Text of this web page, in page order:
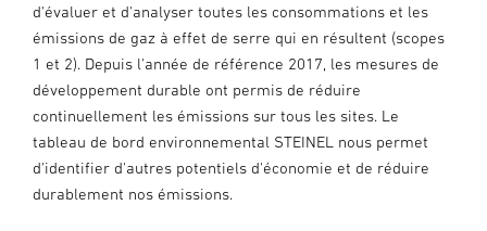
d'évaluer et d'analyser toutes les consommations et les
émissions de gaz à effet de serre qui en résultent (scopes
1 et 2). Depuis l'année de référence 2017, les mesures de
développement durable ont permis de réduire
continuellement les émissions sur tous les sites. Le
tableau de bord environnemental STEINEL nous permet
d'identifier d'autres potentiels d'économie et de réduire
durablement nos émissions.